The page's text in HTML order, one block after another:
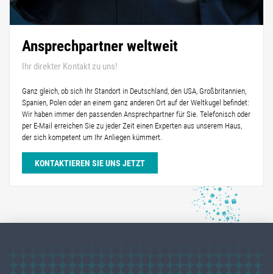
Ansprechpartner weltweit
Ihr direkter Kontakt zu uns!
Ganz gleich, ob sich Ihr Standort in Deutschland, den USA, Großbritannien,
Spanien, Polen oder an einem ganz anderen Ort auf der Weltkugel befindet:
Wir haben immer den passenden Ansprechpartner für Sie. Telefonisch oder
per E-Mail erreichen Sie zu jeder Zeit einen Experten aus unserem Haus,
der sich kompetent um Ihr Anliegen kümmert.
KONTAKTIEREN SIE UNS JETZT